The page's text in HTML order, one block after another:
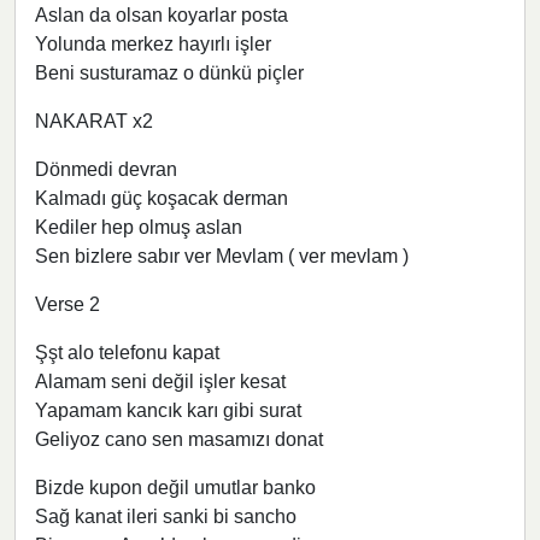
Aslan da olsan koyarlar posta
Yolunda merkez hayırlı işler
Beni susturamaz o dünkü piçler
NAKARAT x2
Dönmedi devran
Kalmadı güç koşacak derman
Kediler hep olmuş aslan
Sen bizlere sabır ver Mevlam ( ver mevlam )
Verse 2
Şşt alo telefonu kapat
Alamam seni değil işler kesat
Yapamam kancık karı gibi surat
Geliyoz cano sen masamızı donat
Bizde kupon değil umutlar banko
Sağ kanat ileri sanki bi sancho